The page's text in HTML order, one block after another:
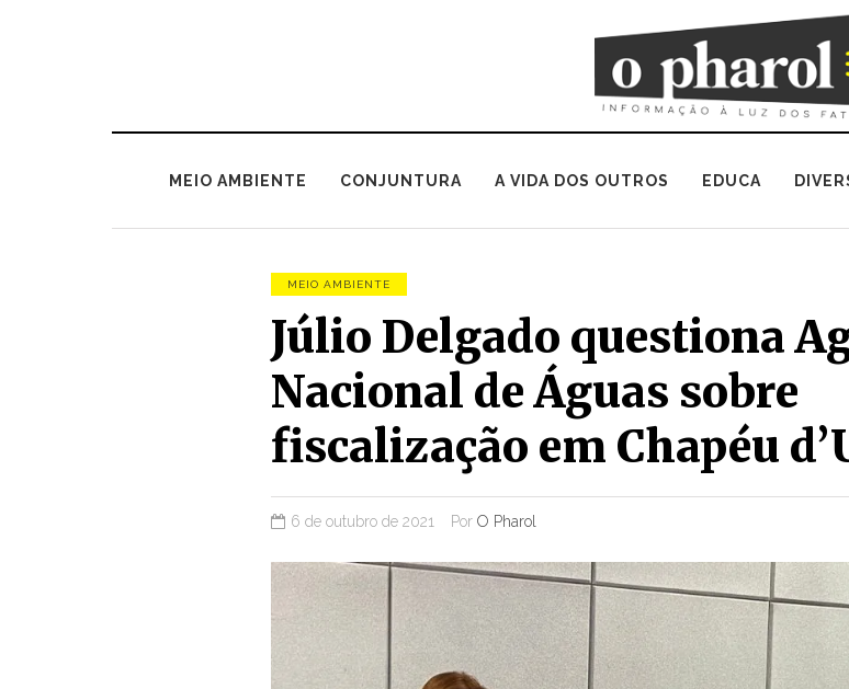
MEIO AMBIENTE CONJUNTURA A VIDA DOS OUTROS EDUCA
MEIO AMBIENTE
Júlio Delgado questiona
Nacional de Águas sobre
fiscalização em Chapéu
6 de outubro de 2021 Por O Pharol